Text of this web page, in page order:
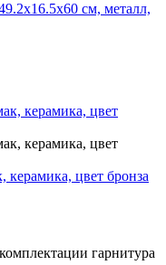
см, металл,
керамика, цвет бронза
гарнитура